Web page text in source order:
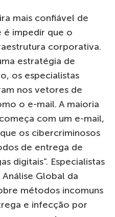
mais confiável de
é impedir que o
corporativa.
estratégia de
os especialistas
nos vetores de
o e-mail. A maioria
com um e-mail,
os cibercriminosos
de entrega de
digitais”. Especialistas
Análise Global da
métodos incomuns
e infecção por